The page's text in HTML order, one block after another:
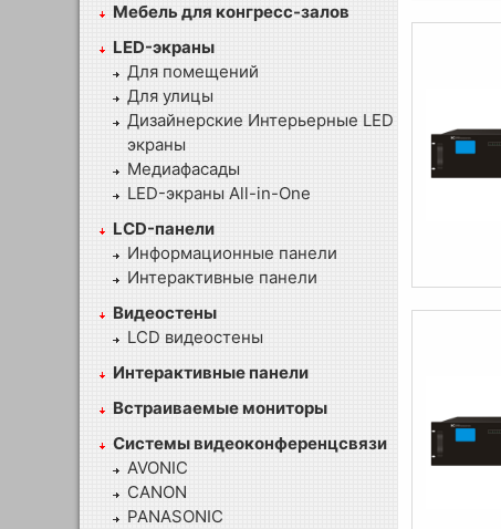
Мебель для конгресс-залов
LED-экраны
Для помещений
Для улицы
Дизайнерские Интерьерные LED
экраны
Медиафасады
LED-экраны All-in-One
LCD-панели
Информационные панели
Интерактивные панели
Видеостены
LCD видеостены
Интерактивные панели
Встраиваемые мониторы
Системы видеоконференцсвязи
AVONIC
CANON
PANASONIC